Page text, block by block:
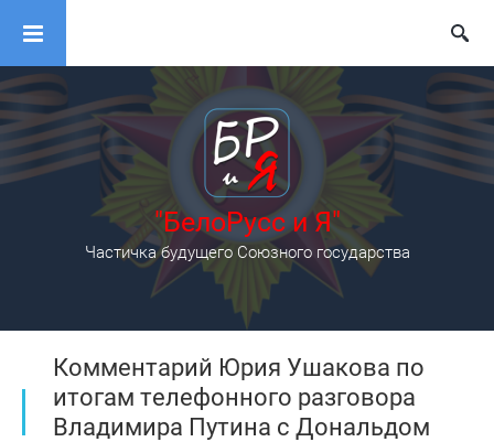
"БелоРусс и Я"
Частичка будущего Союзного государства
Комментарий Юрия Ушакова по
итогам телефонного разговора
Владимира Путина с Дональдом